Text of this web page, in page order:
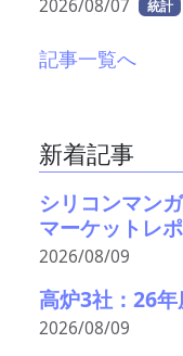
2026/08/07 統計
記事一覧へ
新着記事
シリコンマン
マーケットレ
2026/08/09
高炉3社：26
2026/08/09